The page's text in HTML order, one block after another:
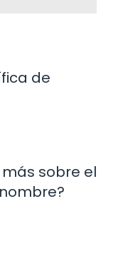
de
sobre el